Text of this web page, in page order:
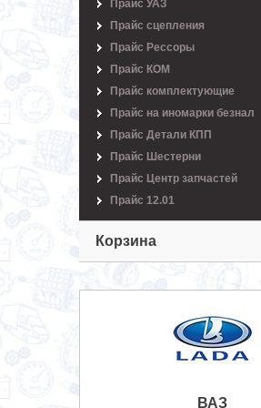
Прайс УАЗ
Прайс сцепления
Прайс Рессоры
Прайс КОМ
Прайс комплектующие
Прайс на иномарки безнал
Прайс Детали КПП
Прайс Шестерни
Прайс Центр запчастей
Прайс 12.01
Корзина
ВАЗ